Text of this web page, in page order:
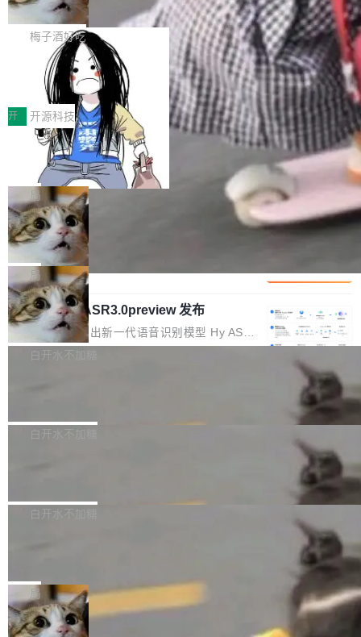
但对于金融、能源、医疗等对数据安全要求较...
Token花在哪里、算力是否被充分利用，以及持
续增长的AI成本该如何优化。 深信服AI算力网关
正是围绕这些实际问题，从Token治理和成本治
理两个方面，让用户的每一份算力都看得清、管
得住、用得稳、省得下、更安全！ 一、从现在开
始，Token使用一目...
不是一个人走。一同离开的还有 Sanjay Ghema
wat（Google 员工编号 23，Jeff Dean 二十多
年的编程搭档，MapReduce 和 Bigtable 的共同
作者）、Quoc Le（Google 大脑核心成员，Se
q2Seq 和 DocAI 的共同发明人）以及 Oriol Vin
yals（Gemini 联合负责人，AlphaSta...
字体可调、22 种语言、记忆搜索增强
打开终端就能上岗的全中文编码智能体，这一轮
把「看得清、用母语、记得住」三件事一次补
齐。 SolonCode 是什么 SolonCode 是杭州无
耳科技研发的企业级终端编码智能体——一位全
中文驱动的数字员工，自主理解需求、规划步
骤、编写代码。不挑模型、不挑平台，curl 一行
装完即用。 开源地址：Gitee · GitCode · GitHu
b 安装 支持 Java 8+（8~26）、macOS / Linu
x / Windows / Harmony PC。 # macOS / Linu
x / Harmony PC curl -fsSL https://solon.noea
r.org/solon...
梅子酒好吃
让“代码语义理解”深度释放AI Coding
价值潜能：华为云码道（CodeArts）
代码仓技术解析
一、代码仓深度理解技术的作用与价值 在软件工
程实践中，代码仓是企业核心知识资产的主要载
体。企业级代码仓库通常包含数十万乃至数百万
个文件，其规模远超单次模型调用可承载的上下
文窗口。随着项目规模的持续扩张与代码历史的
不断累积，代码仓中的模块关系、接口契约、业
务逻辑等关键信息往往分散于数十乃至数百个文
件之中，形成高度复杂的知识关联网络。传统的
代码检索手段（如关键词匹配、目录遍历）仅能
在语法层面完成文本定位，难以触及代码的语义
内涵与结构关联，导致开发者使用代码智能体在
理解大规模代码仓时面临显著"代码仓理解"瓶
颈。 代码仓深度理解服务（以下简称" CodeBas
e深度理解服务"）是华为云码道（CodeA...
开 开源科技
一条“删库”命令跑 17 小时，算法工程
师删光 89TB 数据只为干私活
最高人民检察院8月4日公布了一起案件：北京一
名90后算法工程师王某，为了给自己接的私活腾
服务器空间，删光了公司AI游戏部门的全部核心
数据。 王某2024年1月入职东城区某科技公司AI
短剧部门，有互联网大厂背景。在公司内部架构
调整期间，部门三次通知全员将数据从A集群迁
移到B集群，王某都回复了"收到"。 他没有迁移
数据。2024年9月3日下午4点，他使用此前登录
的账号密码进入A集群，输入了一条被程序员圈
称为"删库跑路"的命令——最高管理员权限、无
自研的多个文生3D和...
局
Cloudflare 分享推理优化实践：KV ca
che 量化 + 权重压缩，吞吐量提升 4
1%，成本降 30%
Kimi 和 GLM 是当前最强的大模型系列之一，但
它们有一个共同的问题：太吃显存了。月之暗面
的 Kimi K 系列和智谱的 GLM 都是长上下文、M
oE 架构的大模型，好用到让人上瘾，但 GPU 显
存永远不够用。 Cloudflare 的 Workers AI 团队
一直在跑这些模型的推理。他们在官方博客上发
整性保护。效果是：吞吐量提升 41%，每 token
局
腾讯混元 Hy ASR3.0preview 发布
腾讯混元正式推出新一代语音识别模型 Hy ASR
3.0preview。基于最新一代大语言模型 Hy3 的
让语音识别不再只是听清，而是真正听懂。通过
w 不要求标准普通话，方言识别覆盖粤语、吴语
白开水不加糖
新和少量网页兼容性修复版本。 Changes/fixe
容提供的字体时出现的几个问题 为避免音频加
质的最低采样率）的音频格式将被拒绝 修复了 C
SS 圆角虚线样式中可能存在的问题 如果表单中
的图像元素不在同一个子树中，则它们将不再关
白开水不加糖
发布的 Release Notes，他利用 AI 工具（如 Co
最强的若干项。对于尚未正式发版的 PG 19，则
通过拉取过去一年内（从 PG 18 Beta1 时间点
至今）的所有 commit，同样交由 AI 分析提炼。
白开水不加糖
维护工作一直与我的日常工作、家务、社交生活
和休闲娱乐竞争时间。" 这是 libexpat 维护者 S
ebastian Pipping 写在博客里的话。8 月 4 日，
局
Firefox 153.0.3 发布